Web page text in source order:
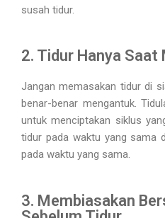
susah tidur.
2. Tidur Hanya Saat
Jangan memasakan tidur di
benar-benar mengantuk.
untuk menciptakan siklus
tidur pada waktu yang sama
pada waktu yang sama.
3. Membiasakan